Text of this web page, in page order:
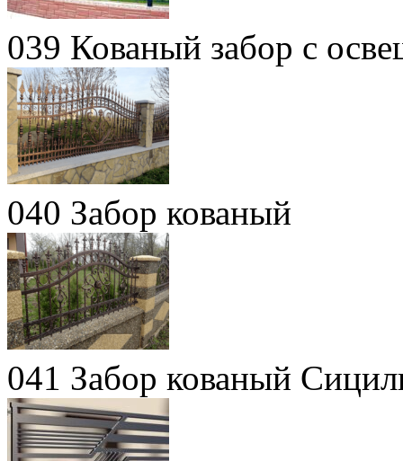
039 Кованый забор с
040 Забор кованый
041 Забор кованый